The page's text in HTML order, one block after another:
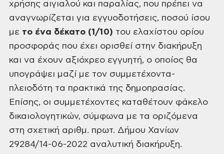
χρήσης αιγιαλού και παραλίας, που πρέπει να
αναγνωρίζεται για εγγυοδοτήσεις, ποσού ίσου
με το ένα δέκατο (1/10) του ελαχίστου ορίου
προσφοράς που έχει ορισθεί στην διακήρυξη
και vα έχoυv αξιόχρεo εγγυητή, o oπoίoς θα
υπογράψει μαζί με τov συμμετέχοντα-
πλειοδότη τα πρακτικά της δημoπρασίας.
Επίσης, οι συμμετέχοντες καταθέτουν φάκελο
δικαιολογητικών, σύμφωνα με τα οριζόμενα
στη σχετική αριθμ. πρωτ. Δήμου Χανίων
29284/14-06-2022 αναλυτική διακήρυξη.